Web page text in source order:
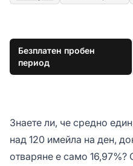
Безплатен пробен
период
Знаете ли, че средно
над 120 имейла на ден,
отваряне е само 16,97%?